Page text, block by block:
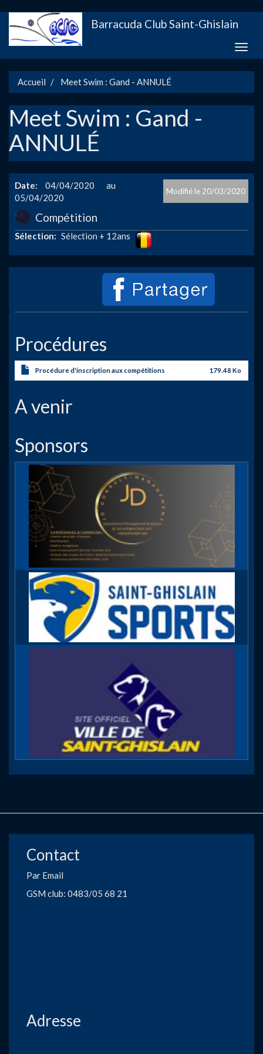
au
contenu
Barracuda Club Saint-Ghislain
Toggle
Accueil Meet Swim : Gand - ANNULÉ
Meet Swim : Gand -
ANNULÉ
20/03/2020
Date
04/04/2020
05/04/2020
Compétition
Sélection Sélection + 12ans
Image
Procédures
Procédure d'inscription aux compétitions 179.48 Ko
A venir
Sponsors
Contact
Par Email
GSM club: 0483/05 68 21
Adresse